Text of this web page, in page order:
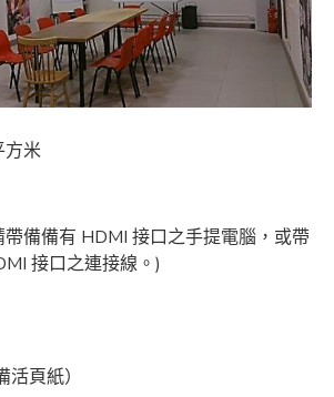
方米
帶備備有 HDMI 接口之手提電腦，或帶
接口之連接線。)
頁紙）